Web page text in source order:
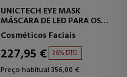
UNICTECH EYE MASK
MÁSCARA DE LED PARA OS
OLHOS
Cosméticos Faciais
227,95 € 36% DTO.
Preço habitual 356,00 €